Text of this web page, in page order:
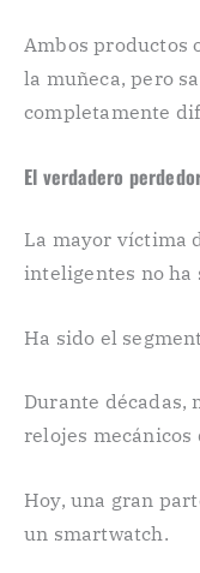
Ambos productos
la muñeca, pero
completamente
El verdadero
La mayor víctima
inteligentes no ha
Ha sido el
Durante décadas,
relojes mecánicos
Hoy, una gran
un smartwatch.